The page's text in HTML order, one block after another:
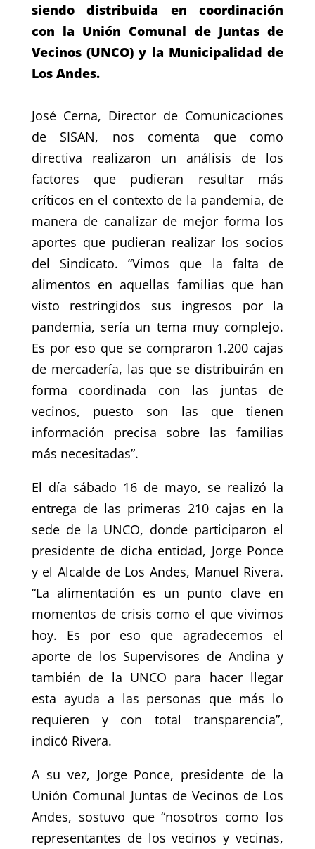
siendo distribuida en coordinación
con la Unión Comunal de Juntas de
Vecinos (UNCO) y la Municipalidad de
Los Andes.
José Cerna, Director de Comunicaciones
de SISAN, nos comenta que como
directiva realizaron un análisis de los
factores que pudieran resultar más
críticos en el contexto de la pandemia, de
manera de canalizar de mejor forma los
aportes que pudieran realizar los socios
del Sindicato. “Vimos que la falta de
alimentos en aquellas familias que han
visto restringidos sus ingresos por la
pandemia, sería un tema muy complejo.
Es por eso que se compraron 1.200 cajas
de mercadería, las que se distribuirán en
forma coordinada con las juntas de
vecinos, puesto son las que tienen
información precisa sobre las familias
más necesitadas”.
El día sábado 16 de mayo, se realizó la
entrega de las primeras 210 cajas en la
sede de la UNCO, donde participaron el
presidente de dicha entidad, Jorge Ponce
y el Alcalde de Los Andes, Manuel Rivera.
“La alimentación es un punto clave en
momentos de crisis como el que vivimos
hoy. Es por eso que agradecemos el
aporte de los Supervisores de Andina y
también de la UNCO para hacer llegar
esta ayuda a las personas que más lo
requieren y con total transparencia”,
indicó Rivera.
A su vez, Jorge Ponce, presidente de la
Unión Comunal Juntas de Vecinos de Los
Andes, sostuvo que “nosotros como los
representantes de los vecinos y vecinas,